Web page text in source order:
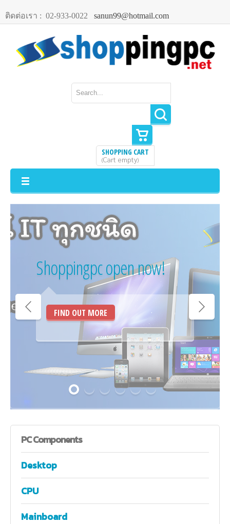
ติดต่อเรา : 02-933-0022 sanun99@hotmail.com
SHOPPING CART
(Cart empty)
Shoppingpc open now!
FIND OUT MORE
PCComponents
Desktop
CPU
Mainboard